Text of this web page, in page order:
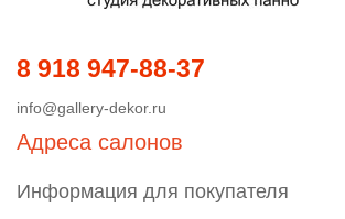
8 918 947-88-37
info@gallery-dekor.ru
Адреса салонов
Информация для покупателя